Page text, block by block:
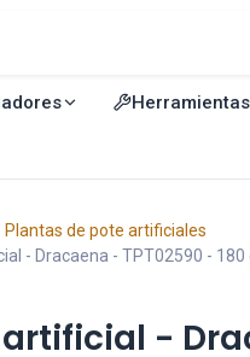
Herramientas
Plantas de pote artificiales
- Dracaena - TPT02590 - 180
-